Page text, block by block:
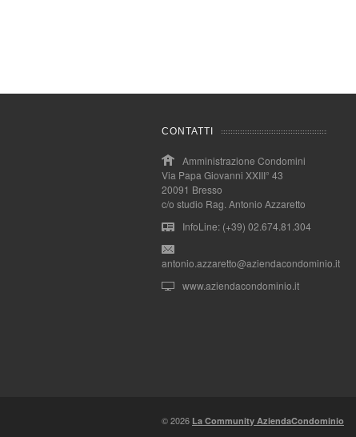
CONTATTI
Amministrazione Condomini
Via Papa Giovanni XXIII° 43
20091 Bresso
c/o studio Rag. Antonio Azzaretto
InfoLine: (+39) 02.674.81.304
antonio.azzaretto@aziendacondominio.it
www.aziendacondominio.it
© 2026 La Community AziendaCondominio